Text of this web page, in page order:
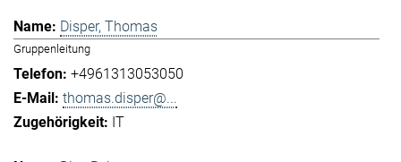
Disper, Thomas
Gruppenleitung
+4961313053050
thomas.disper@...
IT